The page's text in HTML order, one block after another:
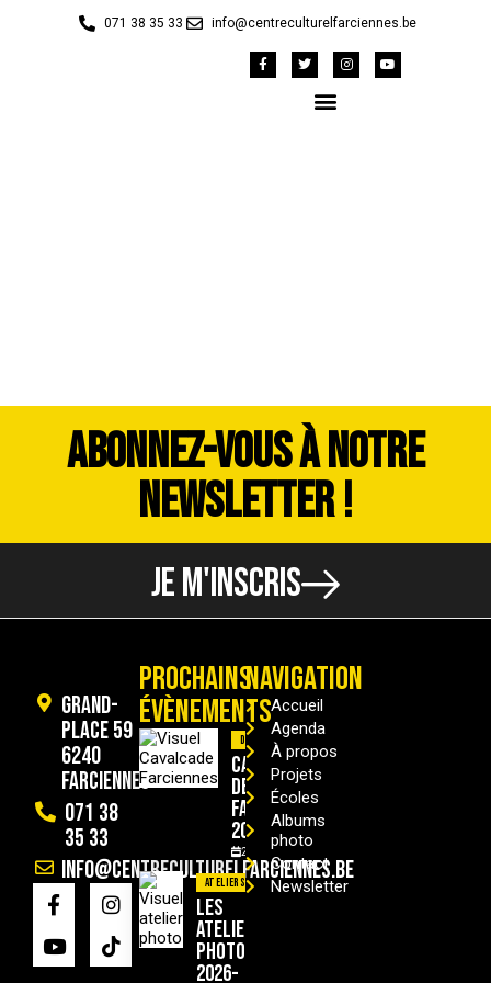
071 38 35 33 info@centreculturelfarciennes.be
ABONNEZ-VOUS À NOTRE
NEWSLETTER !
JE M'INSCRIS
Grand-
Place 59
6240
Farciennes
071 38
35 33
info@centreculturelfarciennes.be
PROCHAINS
ÉVÈNEMENTS
Divers
Cavalcade
de
Farciennes
2026
29/08/2026
Ateliers
Les
ateliers
photo
2026-
NAVIGATION
Accueil
Agenda
À propos
Projets
Écoles
Albums
photo
Contact
Newsletter